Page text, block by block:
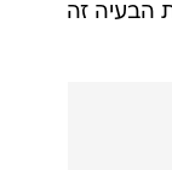
הבעיה זה